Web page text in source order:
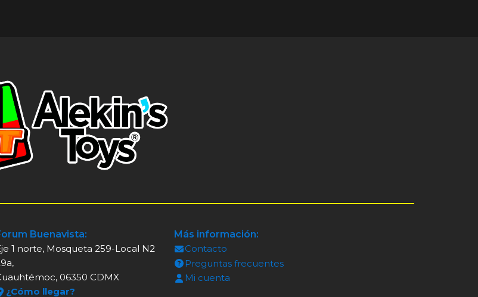
Buenavista:
1 norte, Mosqueta 259-Local N2
06350 CDMX
¿Cómo llegar?
Más información:
Contacto
Preguntas frecuentes
Mi cuenta